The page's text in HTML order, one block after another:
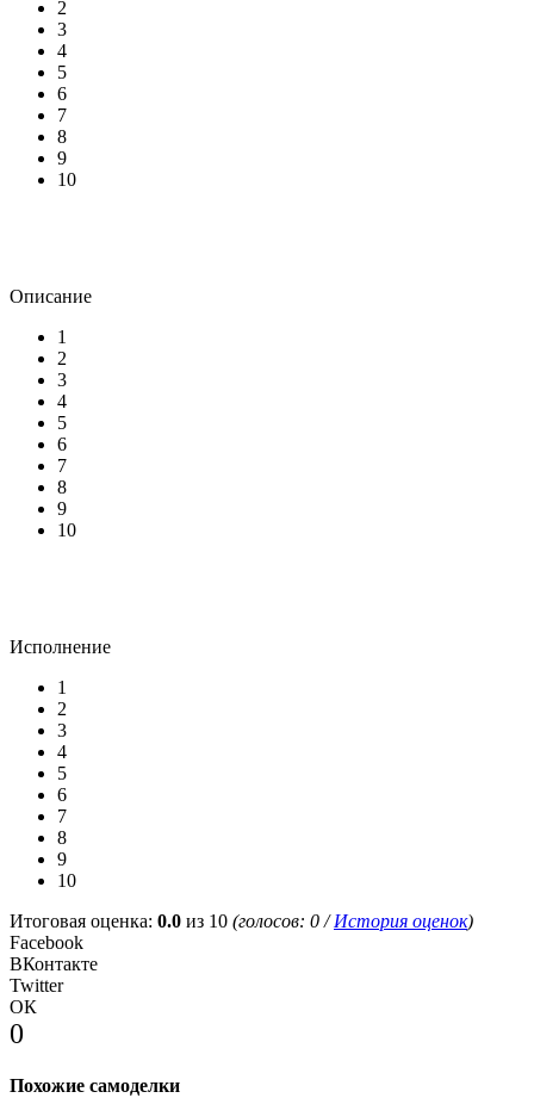
2
3
4
5
6
7
8
9
10
Описание
1
2
3
4
5
6
7
8
9
10
Исполнение
1
2
3
4
5
6
7
8
9
10
Итоговая оценка: 0.0 из 10 (голосов: 0 /История оценок)
Facebook
ВКонтакте
Twitter
ОК
0
Похожие самоделки